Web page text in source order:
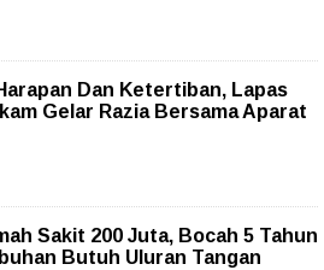
Dan Ketertiban, Lapas
Gelar Razia Bersama Aparat
Sakit 200 Juta, Bocah 5 Tahun
Butuh Uluran Tangan